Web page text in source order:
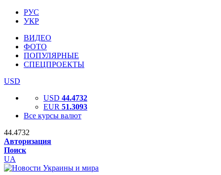
РУС
УКР
ВИДЕО
ФОТО
ПОПУЛЯРНЫЕ
СПЕЦПРОЕКТЫ
USD
USD 44.4732
EUR 51.3093
Все курсы валют
44.4732
Авторизация
Поиск
UA